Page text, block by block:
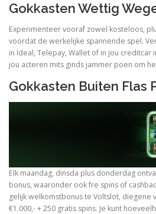
THERAPEUTIC MODALITIES
TRANSFORMATIONAL (LIFE)
Gokkasten Wettig
Experimenteer vooraf zowel kosteloos,
voordat de werkelijke spannende spel.
in Ideal, Telepay, Wallet of in jou
jou acteren mits ginds jammer poen om
Gokkasten Buiten Flas
Elk maandag, dinsda plus donderdag
bonus, waaronder ook fre spins of
gelijk welkomstbonus te Voltslot, diegene
€1.000,- + 250 gratis spins. Je kunt